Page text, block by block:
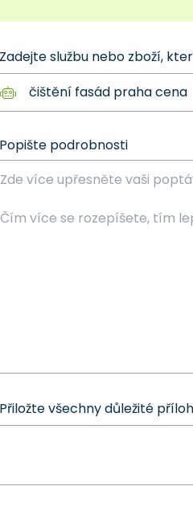
Zadejte službu nebo zboží,
Popište podrobnosti
Přiložte všechny důležité